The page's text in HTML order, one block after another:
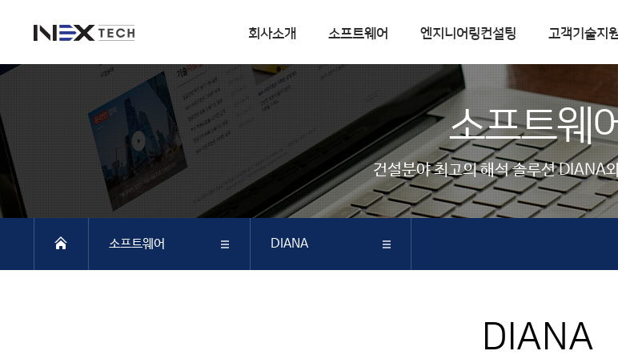
회사소개 소프트웨어 엔지니어링컨설팅 고객기술지
회사소개
회사연혁
사업분야
엔지니어링 사업
소프트웨어 사업
특허 및 인증
소프트웨어
SOFiSTiK
ArCADiasoft
제품별 구매모듈소개
엔지니어링컨설팅
컨설팅실적
핵심기술
고객
FAQ
Q&A
기술자
기술
다운로
소프트웨
건설분야 최고의 해석 솔루션 DIANA
소프트웨어 DIANA
DIANA